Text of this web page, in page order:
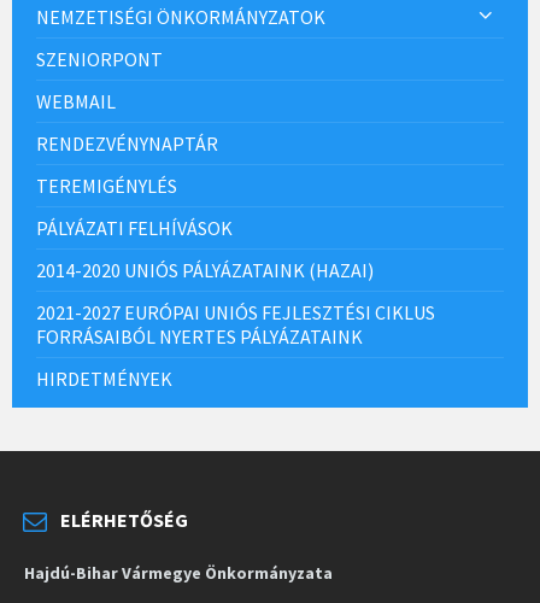
NEMZETISÉGI ÖNKORMÁNYZATOK
SZENIORPONT
WEBMAIL
RENDEZVÉNYNAPTÁR
TEREMIGÉNYLÉS
PÁLYÁZATI FELHÍVÁSOK
2014-2020 UNIÓS PÁLYÁZATAINK (HAZAI)
2021-2027 EURÓPAI UNIÓS FEJLESZTÉSI CIKLUS
FORRÁSAIBÓL NYERTES PÁLYÁZATAINK
HIRDETMÉNYEK
ELÉRHETŐSÉG
Hajdú-Bihar Vármegye Önkormányzata